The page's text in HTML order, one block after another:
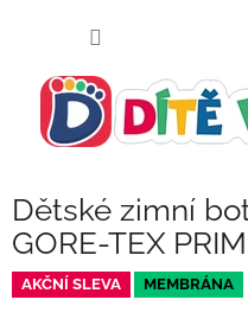
Dětské zimní
GORE-TEX
AKČNÍ SLEVA MEMBRÁNA